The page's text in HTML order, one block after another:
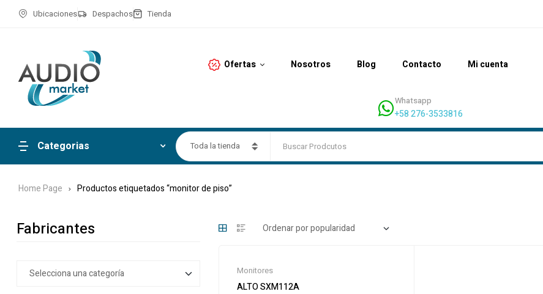
Ubicaciones Despachos Tienda
Ofertas Nosotros Blog Contacto Mi cuenta
Whatsapp
+58 276-3533816
Categorias Toda la tienda
Home Page Productos etiquetados “monitor de piso”
Monitores
ALTO SXM112A
Fabricantes